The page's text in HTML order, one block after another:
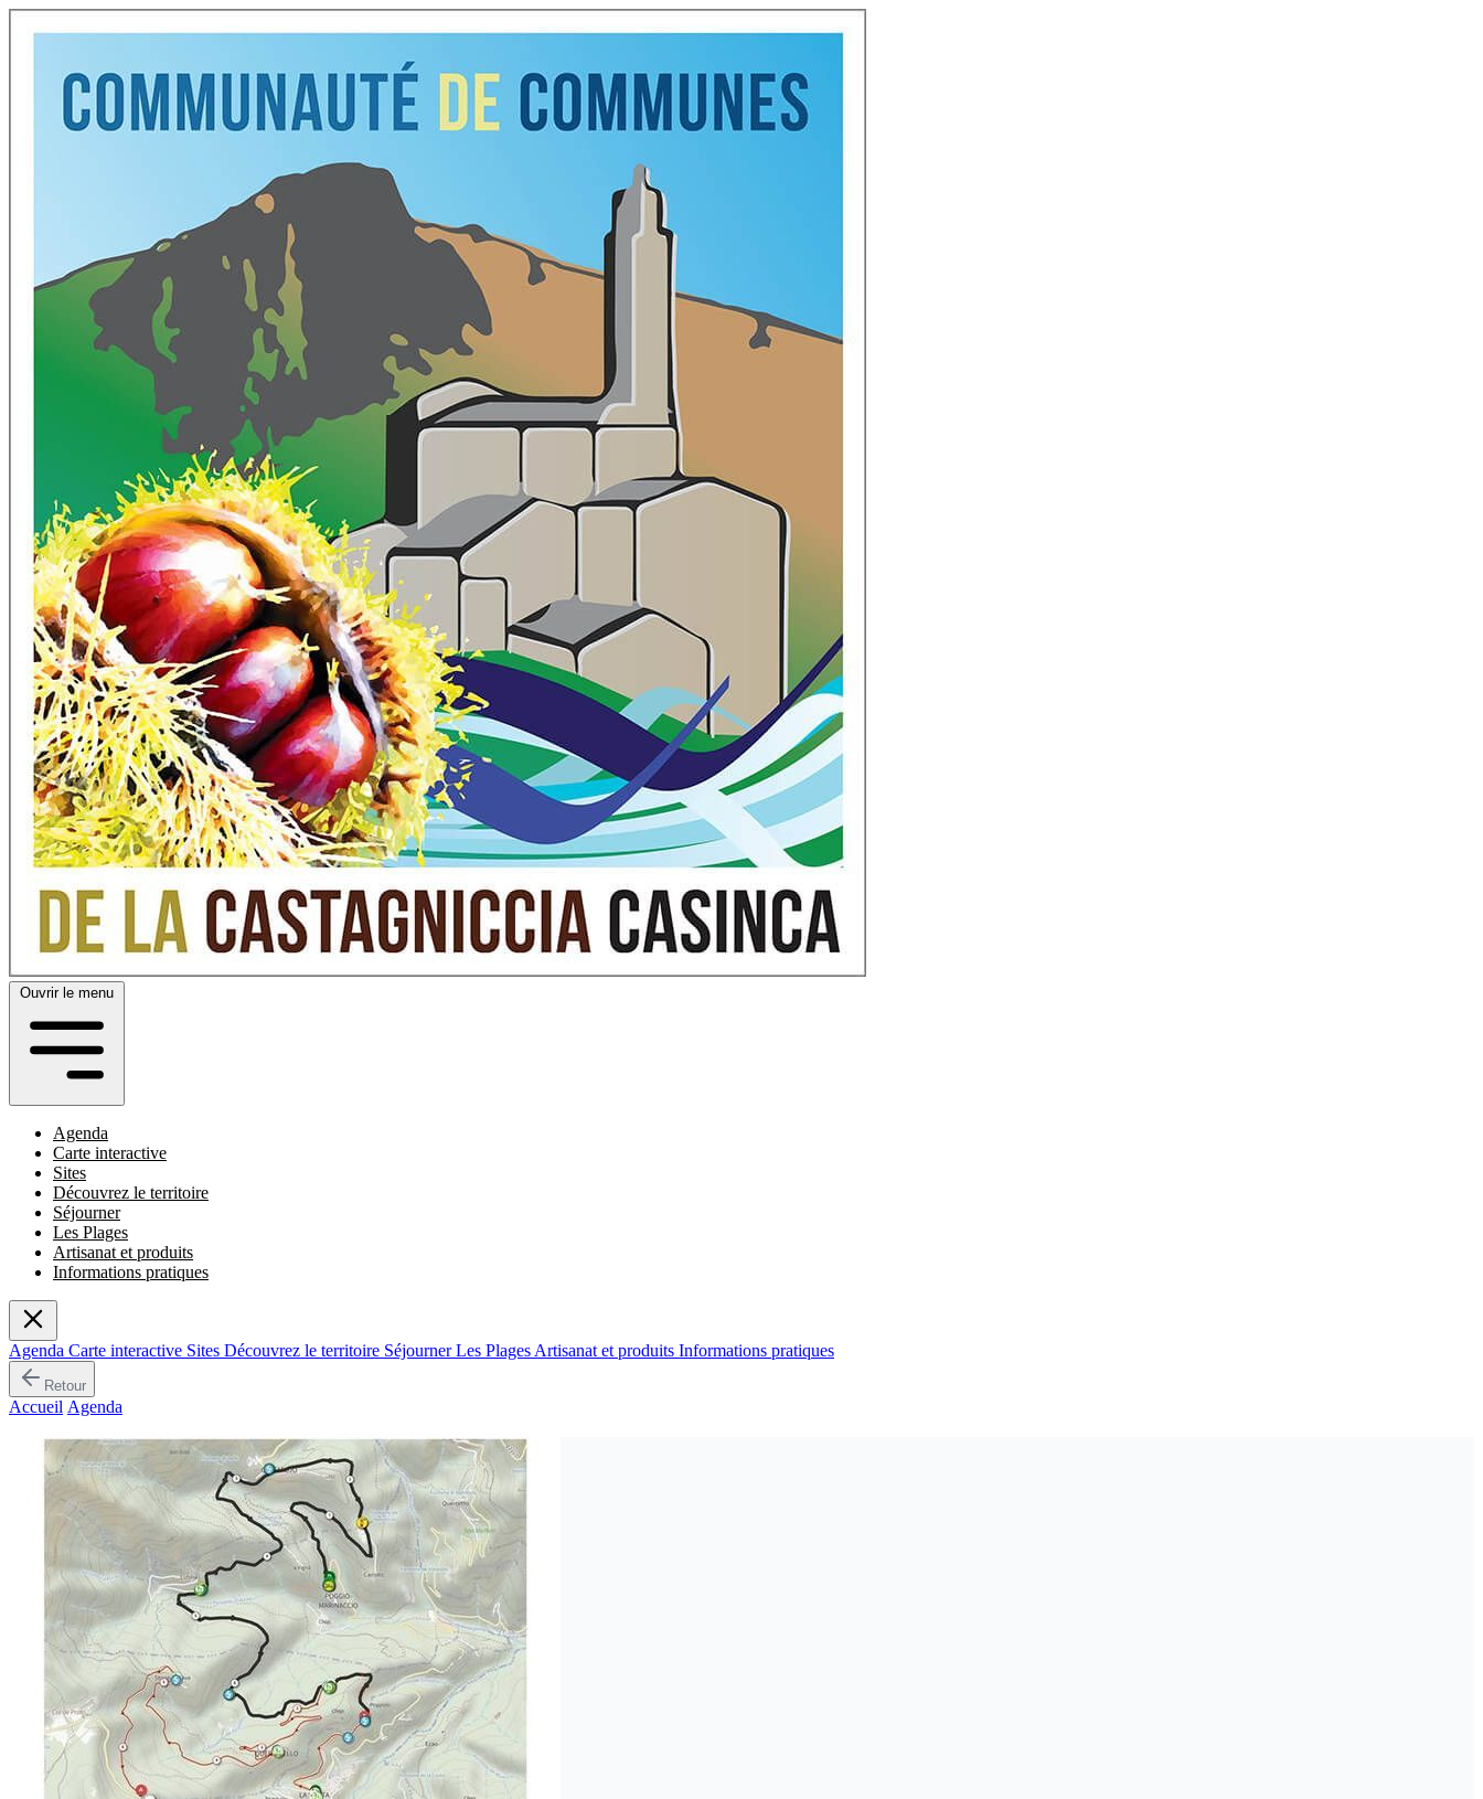
Ouvrir le menu
Agenda
Carte interactive
Sites
Découvrez le territoire
Séjourner
Les Plages
Artisanat et produits
Informations pratiques
Agenda Carte interactive Sites Découvrez le territoire SéjournerLes Plages Artisanat et produits Informations pratiques
Retour
Accueil Agenda